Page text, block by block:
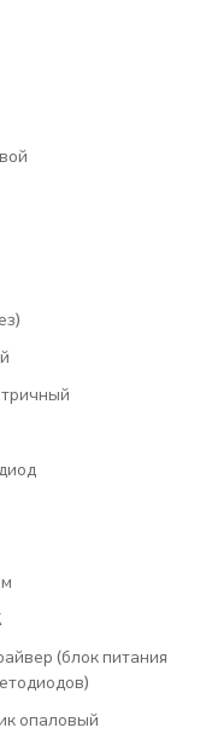
(блок питания
опаловый